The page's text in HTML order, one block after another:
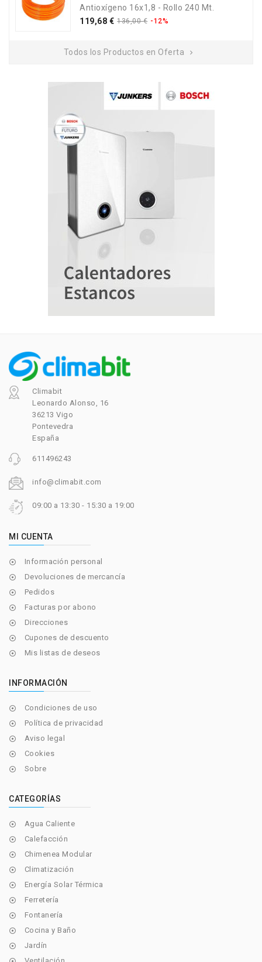
Antioxígeno 16x1,8 - Rollo 240 Mt.
119,68 € 136,00 € -12%
Todos los Productos en Oferta 
Climabit
Leonardo Alonso, 16
36213 Vigo
Pontevedra
España
611496243
info@climabit.com
09:00 a 13:30 - 15:30 a 19:00
MI CUENTA
 Información personal
 Devoluciones de mercancía
 Pedidos
 Facturas por abono
 Direcciones
 Cupones de descuento
 Mis listas de deseos
INFORMACIÓN
 Condiciones de uso
 Política de privacidad
 Aviso legal
 Cookies
 Sobre
CATEGORÍAS
 Agua Caliente
 Calefacción
 Chimenea Modular
 Climatización
 Energía Solar Térmica
 Ferretería
 Fontanería
 Cocina y Baño
 Jardín